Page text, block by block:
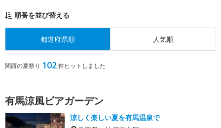
順番を並び替える
都道府県順 人気順
関西の夏祭り 102件ヒットしました
有馬涼風ビアガーデン
涼しく楽しい夏を有馬温泉で